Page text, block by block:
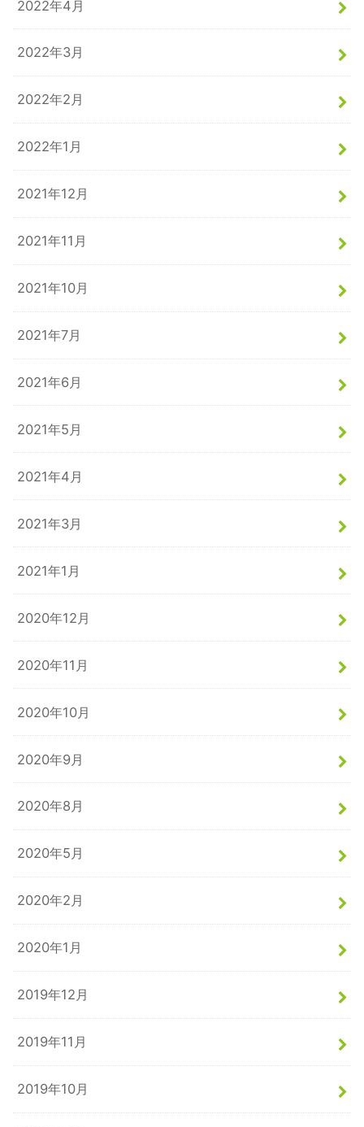
2022年4月
2022年3月
2022年2月
2022年1月
2021年12月
2021年11月
2021年10月
2021年7月
2021年6月
2021年5月
2021年4月
2021年3月
2021年1月
2020年12月
2020年11月
2020年10月
2020年9月
2020年8月
2020年5月
2020年2月
2020年1月
2019年12月
2019年11月
2019年10月